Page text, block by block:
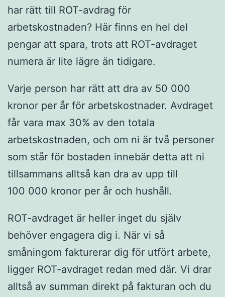
har rätt till ROT-avdrag för
arbetskostnaden? Här finns en hel del
pengar att spara, trots att ROT-avdraget
numera är lite lägre än tidigare.
Varje person har rätt att dra av 50 000
kronor per år för arbetskostnader. Avdraget
får vara max 30% av den totala
arbetskostnaden, och om ni är två personer
som står för bostaden innebär detta att ni
tillsammans alltså kan dra av upp till
100 000 kronor per år och hushåll.
ROT-avdraget är heller inget du själv
behöver engagera dig i. När vi så
småningom fakturerar dig för utfört arbete,
ligger ROT-avdraget redan med där. Vi drar
alltså av summan direkt på fakturan och du